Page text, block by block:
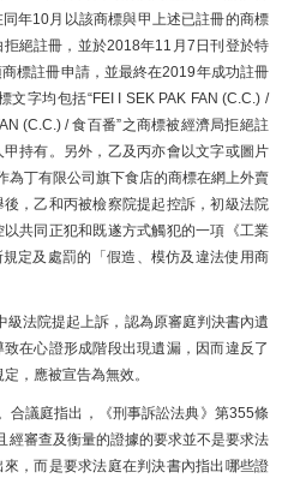
年10月以該商標與甲上述已註冊的商標
絕註冊，並於2018年11月7日刊登於特
標註冊申請，並最終在2019年成功註冊
字均包括“FEI I SEK PAK FAN (C.C.) /
(C.C.) / 食百番”之商標被經濟局拒絕註
持有。另外，乙及丙亦會以文字或圖片
為丁有限公司旗下食店的商標在網上外賣
，乙和丙被檢察院提起控訴，初級法院
共同正犯和既遂方式觸犯的一項《工業
定及處罰的「假造、模仿及違法使用商
級法院提起上訴，認為原審庭判決書內遺
在心證形成階段出現遺漏，因而違反了
，應被宣告為無效。
合議庭指出，《刑事訴訟法典》第355條
經審查及衡量的證據的要求並不是要求法
，而是要求法庭在判決書內指出哪些證